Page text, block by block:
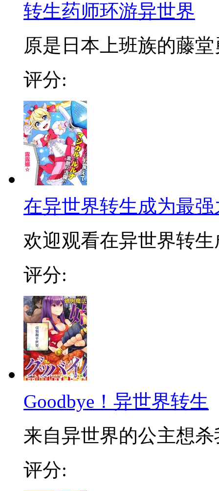
转生药师环游异世界
原是日本上班族的藤
评分:
在异世界转生成为最
欢迎观看在异世界转
评分:
Goodbye！异世界转生
来自异世界的公主想
评分: